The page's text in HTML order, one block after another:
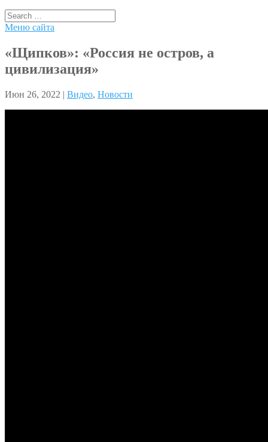
Меню сайта
«Щипков»: «Россия не остров, а
цивилизация»
Июн 26, 2022 | Видео, Новости